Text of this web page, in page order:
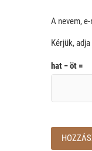
A nevem,
Kérjük,
hat − öt =